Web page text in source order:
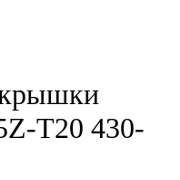
крышки
T20 430-